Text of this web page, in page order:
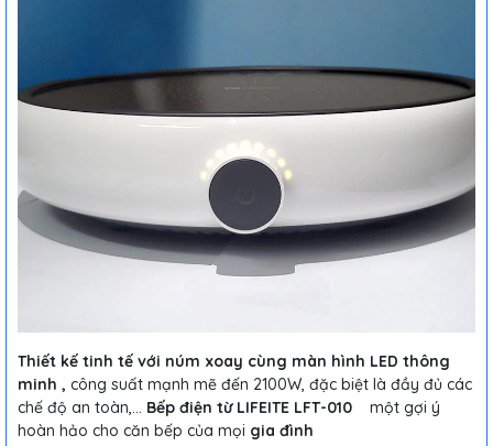
Thiết kế tinh tế với núm xoay cùng màn hình LED thông
minh , công suất mạnh mẽ đến 2100W, đặc biệt là đầy đủ các
chế độ an toàn,... Bếp điện từ LIFEITE LFT-010
một gợi ý
hoàn hảo cho căn bếp của mọi gia đình